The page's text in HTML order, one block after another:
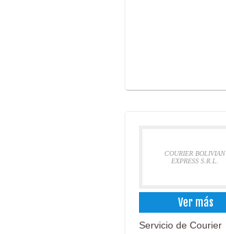
COURIER BOLIVIAN
EXPRESS S.R.L.
Ver más
Servicio de Courier